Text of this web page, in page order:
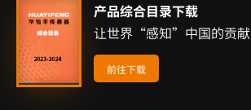
产品综合目录下载
让世界“感知”中国的贡献
前往下载